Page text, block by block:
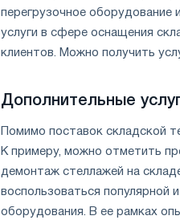
перегрузочное оборудование
услуги в сфере оснащения
клиентов. Можно получить
Дополнительные
Помимо поставок складской
К примеру, можно отметить
демонтаж стеллажей на
воспользоваться популярной
оборудования. В ее рамках